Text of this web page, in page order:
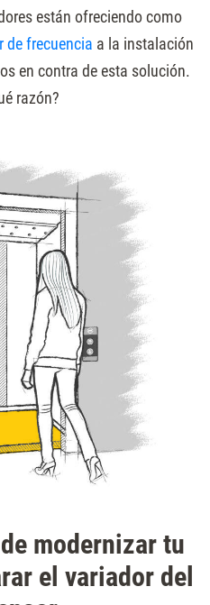
están ofreciendo como
de frecuencia a la instalación
en contra de esta solución.
razón?
modernizar tu
el variador del